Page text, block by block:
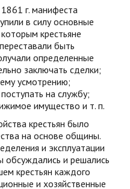
г. манифеста
в силу основные
крестьяне
быть
определенные
заключать сделки;
усмотрению;
на службу;
имущество и т. п.
крестьян было
на основе общины.
и эксплуатации
обсуждались и решались
крестьян каждого
и хозяйственные